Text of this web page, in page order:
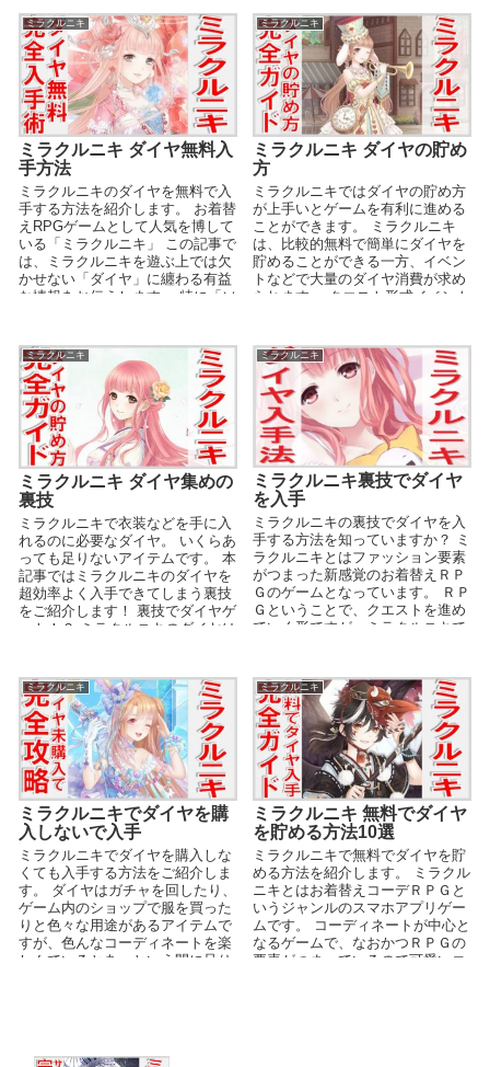
ミラクルニキ
ミラクルニキ ダイヤ無料入
手方法
ミラクルニキのダイヤを無料で入
手する方法を紹介します。 お着替
えRPGゲームとして人気を博して
いる「ミラクルニキ」 この記事で
は、ミラクルニキを遊ぶ上では欠
かせない「ダイヤ」に纏わる有益
な情報をお伝えします。 特に「ソ
ミラクルニキ
ミラクルニキ ダイヤの貯め
方
ミラクルニキではダイヤの貯め方
が上手いとゲームを有利に進める
ことができます。 ミラクルニキ
は、比較的無料で簡単にダイヤを
貯めることができる一方、イベン
トなどで大量のダイヤ消費が求め
られます。 クエスト形式イベント
ミラクルニキ
ミラクルニキ ダイヤ集めの
裏技
ミラクルニキで衣装などを手に入
れるのに必要なダイヤ。 いくらあ
っても足りないアイテムです。 本
記事ではミラクルニキのダイヤを
超効率よく入手できてしまう裏技
をご紹介します！ 裏技でダイヤゲ
ット！？ ミラクルニキのダイヤは
ミラクルニキ
ミラクルニキ裏技でダイヤ
を入手
ミラクルニキの裏技でダイヤを入
手する方法を知っていますか？ ミ
ラクルニキとはファッション要素
がつまった新感覚のお着替えＲＰ
Ｇのゲームとなっています。 ＲＰ
Ｇということで、クエストを進め
ていく形ですが、ミラクルニキで
ミラクルニキ
ミラクルニキでダイヤを購
入しないで入手
ミラクルニキでダイヤを購入しな
くても入手する方法をご紹介しま
す。 ダイヤはガチャを回したり、
ゲーム内のショップで服を買った
りと色々な用途があるアイテムで
すが、色んなコーディネートを楽
しんでいるとあっという間に足り
ミラクルニキ
ミラクルニキ 無料でダイヤ
を貯める方法10選
ミラクルニキで無料でダイヤを貯
める方法を紹介します。 ミラクル
ニキとはお着替えコーデＲＰＧと
いうジャンルのスマホアプリゲー
ムです。 コーディネートが中心と
なるゲームで、なおかつＲＰＧの
要素がつまっているので可愛いコ